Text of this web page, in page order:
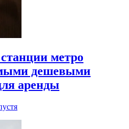
метро
дешевыми
аренды